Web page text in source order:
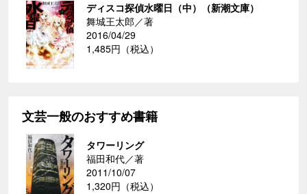
ディスコ探偵水曜日（中）（新潮文庫）
舞城王太郎／著
2016/04/29
1,485円（税込）
文芸一般のおすすめ書籍
タワーリング
福田和代／著
2011/10/07
1,320円（税込）